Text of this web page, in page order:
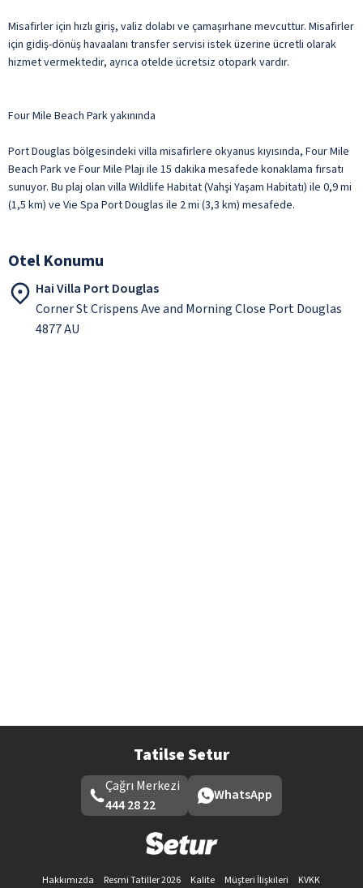
Misafirler için hızlı giriş, valiz dolabı ve çamaşırhane mevcuttur. Misafirler
için gidiş-dönüş havaalanı transfer servisi istek üzerine ücretli olarak
hizmet vermektedir, ayrıca otelde ücretsiz otopark vardır.
Four Mile Beach Park yakınında
Port Douglas bölgesindeki villa misafirlere okyanus kıyısında, Four Mile
Beach Park ve Four Mile Plajı ile 15 dakika mesafede konaklama fırsatı
sunuyor. Bu plaj olan villa Wildlife Habitat (Vahşi Yaşam Habitatı) ile 0,9 mi
(1,5 km) ve Vie Spa Port Douglas ile 2 mi (3,3 km) mesafede.
Otel Konumu
Hai Villa Port Douglas
Corner St Crispens Ave and Morning Close Port Douglas
4877 AU
Tatilse Setur
Çağrı Merkezi
444 28 22
WhatsApp
Hakkımızda Resmi Tatiller 2026 Kalite Müşteri İlişkileri
KVKK